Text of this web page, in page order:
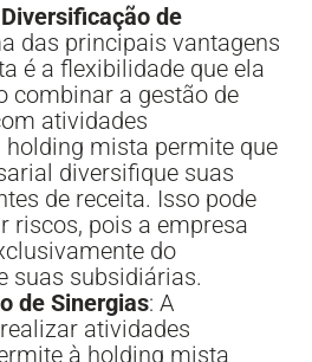
de
das principais vantagens
é a flexibilidade que ela
combinar a gestão de
atividades
holding mista permite que
diversifique suas
de receita. Isso pode
riscos, pois a empresa
do
suas subsidiárias.
de Sinergias: A
atividades
à holding mista